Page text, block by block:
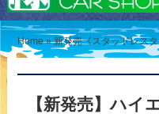
Home »新発売《スタッドレス
【新発売】ハイ